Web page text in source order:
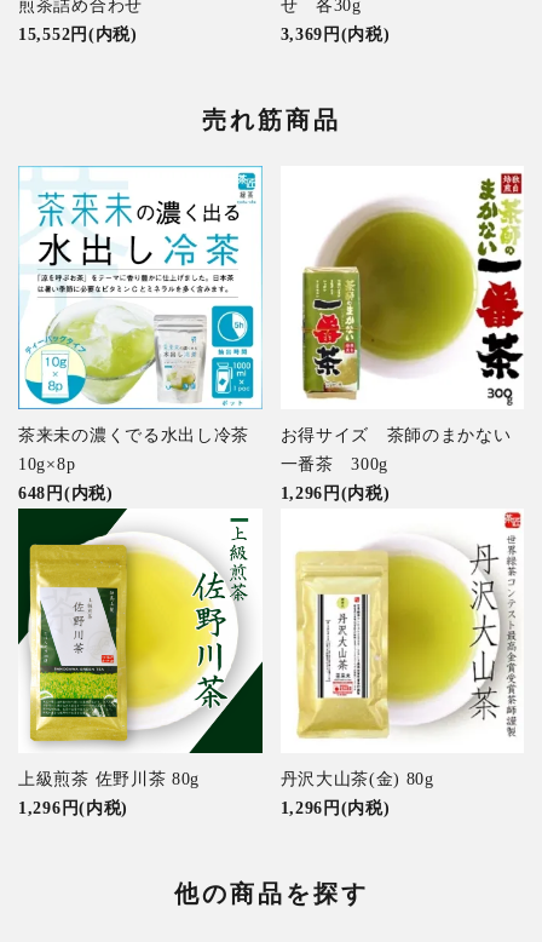
煎茶詰め合わせ
15,552円(内税)
せ 各30g
3,369円(内税)
売れ筋商品
茶来未の濃くでる水出し冷茶
10g×8p
648円(内税)
お得サイズ 茶師のまかない
一番茶 300g
1,296円(内税)
上級煎茶 佐野川茶 80g
1,296円(内税)
丹沢大山茶(金) 80g
1,296円(内税)
他の商品を探す